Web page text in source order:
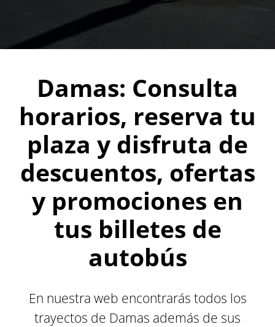
Damas: Consulta
horarios, reserva tu
plaza y disfruta de
descuentos, ofertas
y promociones en
tus billetes de
autobús
En nuestra web encontrarás todos los
trayectos de Damas además de sus